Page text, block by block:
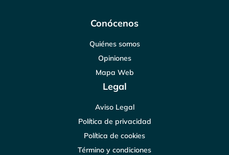
Conócenos
Quiénes somos
Opiniones
Mapa Web
Legal
Aviso Legal
Política de privacidad
Política de cookies
Término y condiciones